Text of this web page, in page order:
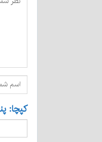
کپچا: